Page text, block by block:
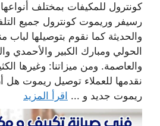
كونترول للمكيفات بمختلف
رسيفر وريموت كونترول جميع
والحديثة كما نقوم بتوصيلها لباب
الحولي ومبارك الكبير والأحمدي
والعاصمة. ومن ميزاتنا: وغيرها
نقدمها للعملاء توصيل ريموت هل
ريموت جديد و ... اقرأ المزيد